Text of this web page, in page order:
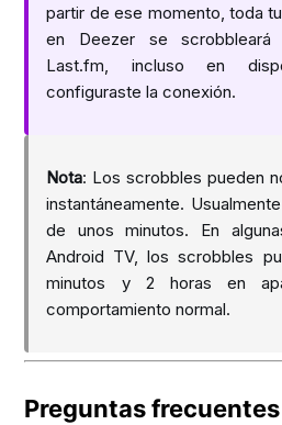
partir de ese momento, toda
en Deezer se scrobbleará
Last.fm, incluso en
configuraste la conexión.
Nota: Los scrobbles pueden
instantáneamente.
de unos minutos. En
Android TV, los scrobbles
minutos y 2 horas en
comportamiento normal.
Preguntas frecuentes